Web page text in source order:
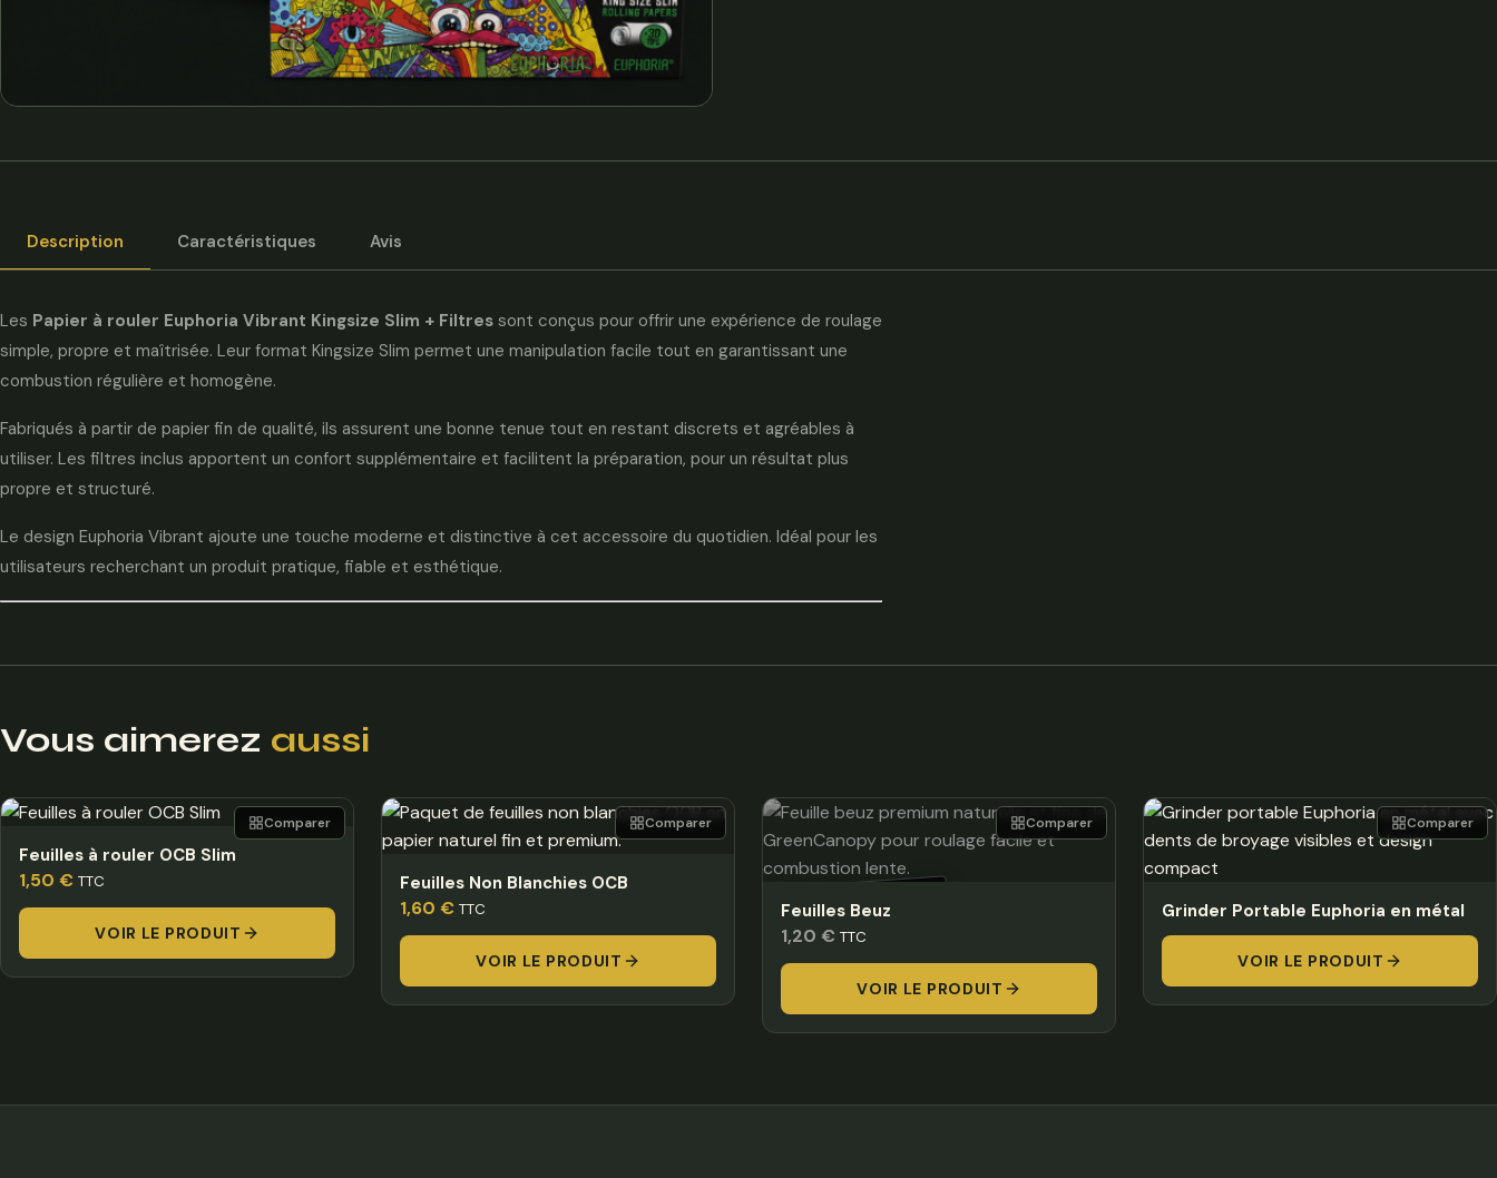
Description Caractéristiques Avis
Les Papier à rouler Euphoria Vibrant Kingsize Slim + Filtres sont conçus pour offrir une expérience de roulage
simple, propre et maîtrisée. Leur format Kingsize Slim permet une manipulation facile tout en garantissant une
combustion régulière et homogène.
Fabriqués à partir de papier fin de qualité, ils assurent une bonne tenue tout en restant discrets et agréables à
utiliser. Les filtres inclus apportent un confort supplémentaire et facilitent la préparation, pour un résultat plus
propre et structuré.
Le design Euphoria Vibrant ajoute une touche moderne et distinctive à cet accessoire du quotidien. Idéal pour les
utilisateurs recherchant un produit pratique, fiable et esthétique.
Vous aimerez aussi
Feuilles à rouler OCB Slim
1,50 € TTC
VOIR LE PRODUIT
Comparer
Feuilles Non Blanchies OCB
1,60 € TTC
VOIR LE PRODUIT
Comparer
HORS STOCK
Feuilles Beuz
1,20 € TTC
VOIR LE PRODUIT
Comparer
Grinder Portable Euphoria en métal
VOIR LE PRODUIT
Comparer